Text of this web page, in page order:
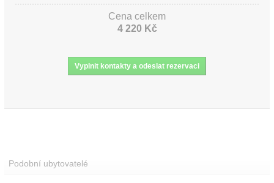
Cena celkem
4 220 Kč
Podobní ubytovatelé